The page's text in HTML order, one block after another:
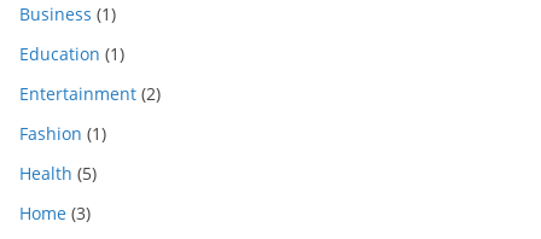
Business (1)
Education (1)
Entertainment (2)
Fashion (1)
Health (5)
Home (3)